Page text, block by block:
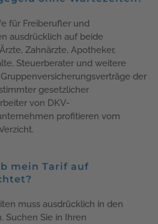
für Freiberufler und
ausdrücklich auf beide
Zahnärzte, Apotheker,
Steuerberater und weitere
der
gesetzlicher
von DKV-
profitieren vom
mein Tarif auf
muss ausdrücklich in den
Suchen Sie in Ihren